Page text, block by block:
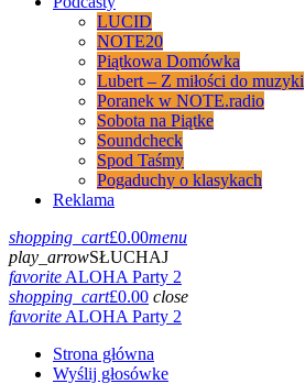
LUCID
NOTE20
Piątkowa Domówka
Lubert – Z miłości do muzyki
Poranek w NOTE.radio
Sobota na Piątke
Soundcheck
Spod Taśmy
Pogaduchy o klasykach
Reklama
shopping_cart£0.00menu
play_arrowSŁUCHAJ
favoriteALOHA Party 2
shopping_cart£0.00 close
favoriteALOHA Party 2
Strona główna
Wyślij głosówke